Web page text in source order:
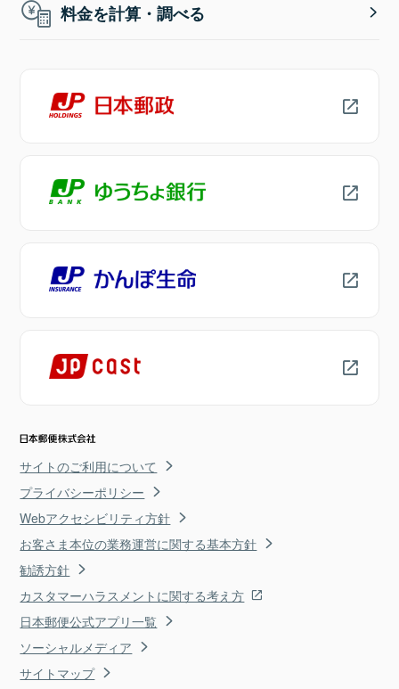
料金を計算・調べる
サイトのご利用について
プライバシーポリシー
Webアクセシビリティ方針
お客さま本位の業務運営に関する基本方針
勧誘方針
カスタマーハラスメントに関する考え方
日本郵便公式アプリ一覧
ソーシャルメディア
サイトマップ